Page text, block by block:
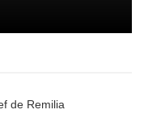
de Remilia